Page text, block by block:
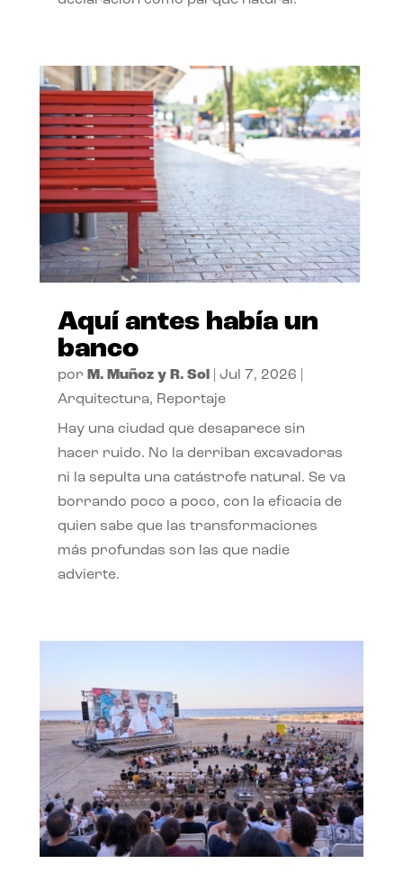
Aquí antes había un
banco
por M. Muñoz y R. Sol Jul 7, 2026
Arquitectura, Reportaje
Hay una ciudad que desaparece sin
hacer ruido. No la derriban excavadoras
ni la sepulta una catástrofe natural. Se va
borrando poco a poco, con la eficacia de
quien sabe que las transformaciones
más profundas son las que nadie
advierte.